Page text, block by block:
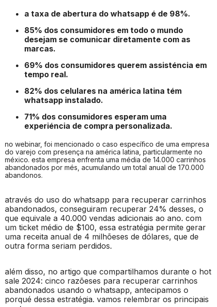
a taxa de abertura do whatsapp é de 98%.
85% dos consumidores em todo o mundo
desejam se comunicar diretamente com as
marcas.
69% dos consumidores querem assisténcia em
tempo real.
82% dos celulares na américa latina tém
whatsapp instalado.
71% dos consumidores esperam uma
experiéncia de compra personalizada.
no webinar, foi mencionado o caso específico de uma empresa
do varejo com presença na américa latina, particularmente no
méxico. esta empresa enfrenta uma média de 14.000 carrinhos
abandonados por més, acumulando um total anual de 170.000
abandonos.
através do uso do whatsapp para recuperar carrinhos
abandonados, conseguiram recuperar 24% desses, o
que equivale a 40.000 vendas adicionais ao ano. com
um ticket médio de $100, essa estratégia permite gerar
uma receita anual de 4 milhõeses de dólares, que de
outra forma seriam perdidos.
além disso, no artigo que compartilhamos durante o hot
sale 2024: cinco razõeses para recuperar carrinhos
abandonados usando o whatsapp, antecipamos o
porqué dessa estratégia. vamos relembrar os principais